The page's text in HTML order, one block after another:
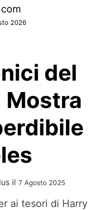
2026
del
Mostra
il 7 Agosto 2025
ai tesori di Harry